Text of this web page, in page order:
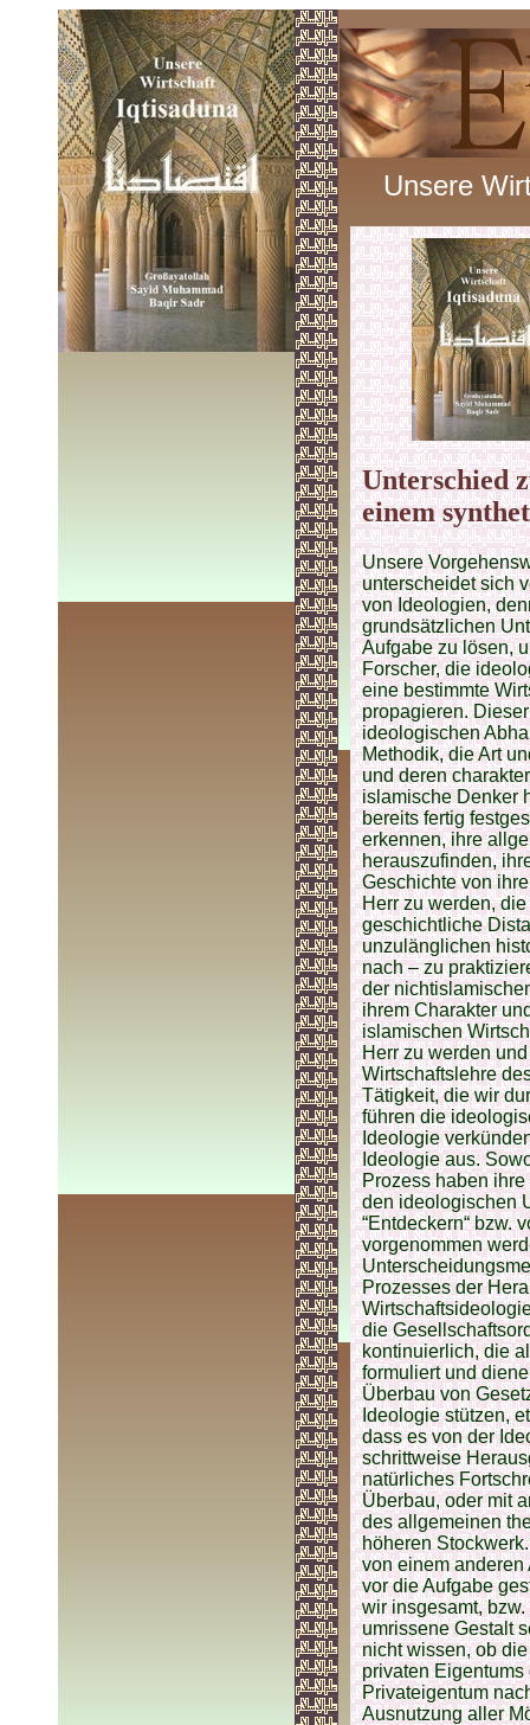
Unsere
Unterschied
einem
Unsere
unterscheidet sich
von Ideologien,
grundsätzlichen
Aufgabe zu lösen,
Forscher, die
eine bestimmte
propagieren.
ideologischen
Methodik, die Art
und deren
islamische Denker
bereits fertig
erkennen, ihre
herauszufinden,
Geschichte von
Herr zu werden,
geschichtliche
unzulänglichen
nach – zu
der
ihrem Charakter
islamischen
Herr zu werden
Wirtschaftslehre
Tätigkeit, die wir
führen die
Ideologie
Ideologie aus.
Prozess haben
den ideologischen
“Entdeckern“ bzw.
vorgenommen
Prozesses der
die
kontinuierlich, die
formuliert und
Überbau von
Ideologie stützen,
dass es von der
schrittweise
natürliches
Überbau, oder mit
des allgemeinen
höheren
von einem anderen
vor die Aufgabe
wir insgesamt,
umrissene Gestalt
nicht wissen, ob
privaten Eigentums
Privateigentum
Ausnutzung aller